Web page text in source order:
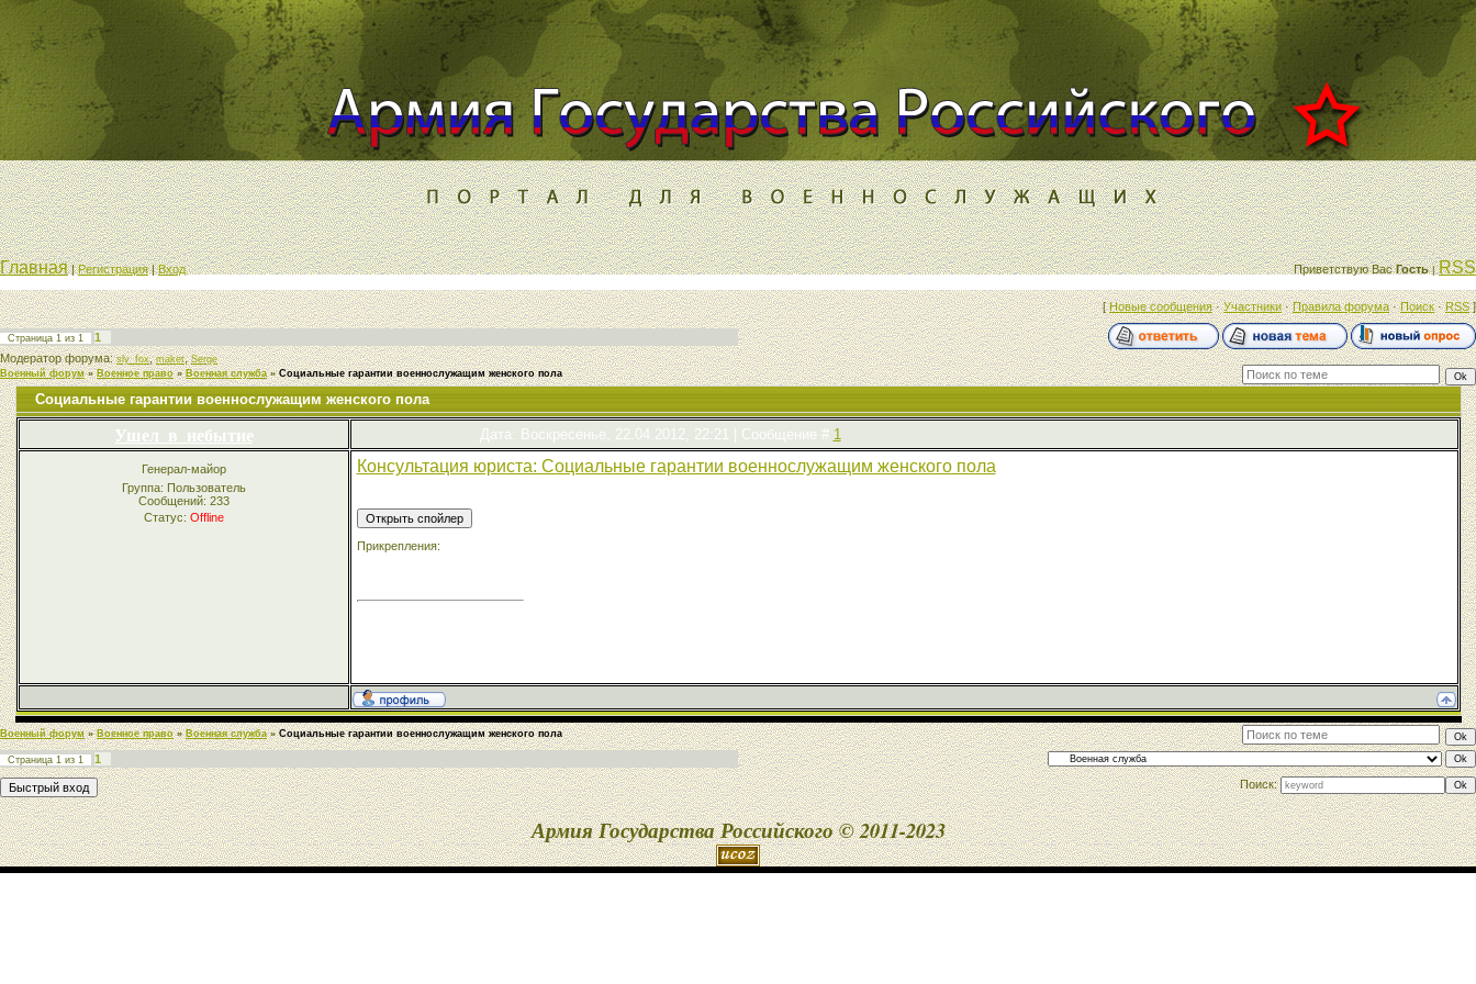
Главная|Регистрация|Вход Приветствую Вас Гость |RSS
[Новые сообщения·Участники·Правила форума·Поиск·RSS]
Страница 1 из 1
1
Модератор форума:sly_fox,maket,Serge
Военный форум » Военное право » Военная служба » Социальные гарантии военнослужащим женского пола
Социальные гарантии военнослужащим женского пола
Ушел_в_небытие Дата: Воскресенье, 22.04.2012, 22:21 | Сообщение # 1
Генерал-майор
Группа: Пользователь
Сообщений: 233
Статус: Offline
Консультация юриста: Социальные гарантии военнослужащим женского пола
Прикрепления:
Военный форум » Военное право » Военная служба » Социальные гарантии военнослужащим женского пола
Страница 1 из 1
1
Поиск:
Армия Государства Российского © 2011-2023